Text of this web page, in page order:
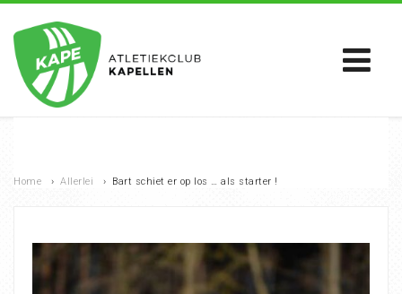
Home › Allerlei › Bart schiet er op los … als starter !